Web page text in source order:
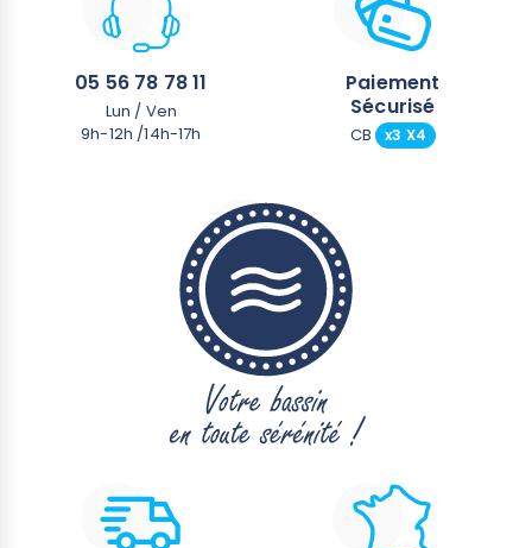
05 56 78 78 11
Lun / Ven
9h-12h /14h-17h
Paiement
Sécurisé
CB x3 X4